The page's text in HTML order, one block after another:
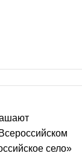
село»